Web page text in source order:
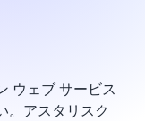
ウェブ サービス
。アスタリスク